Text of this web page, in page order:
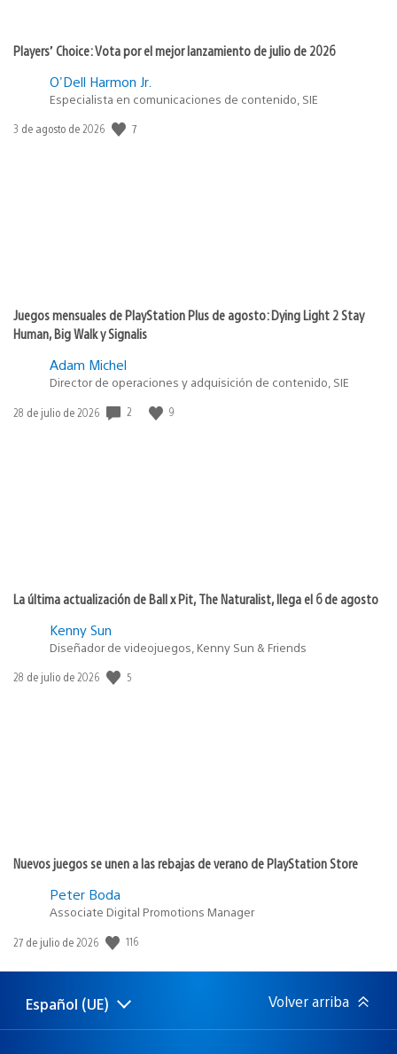
Players’ Choice: Vota por el mejor lanzamiento de julio de 2026
O'Dell Harmon Jr.
Especialista en comunicaciones de contenido, SIE
Fecha
3 de agosto de 2026 7
Juegos mensuales de PlayStation Plus de agosto: Dying Light 2 Stay
Human, Big Walk y Signalis
Adam Michel
Director de operaciones y adquisición de contenido, SIE
Fecha
28 de julio de 2026 2 9
La última actualización de Ball x Pit, The Naturalist, llega el 6 de agosto
Kenny Sun
Diseñador de videojuegos, Kenny Sun & Friends
Fecha
28 de julio de 2026 5
Nuevos juegos se unen a las rebajas de verano de PlayStation Store
Peter Boda
Associate Digital Promotions Manager
Fecha
publicación:
27 de julio de 2026 116
Selecciona
Región
Español (UE) Volver arriba